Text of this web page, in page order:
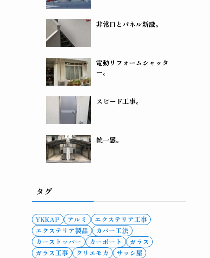
非常口とパネル新設。
電動リフォームシャッタ
ー。
スピード工事。
統一感。
タグ
YKKAP アルミ
エクステリア工事
エクステリア製品
カバー工法
カーストッパー
カーポート
ガラス
ガラス工事
クリエモカ
サッシ屋